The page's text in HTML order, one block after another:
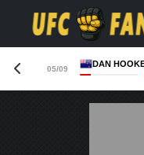
05/09
DAN